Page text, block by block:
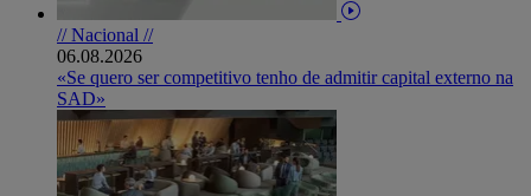
// Nacional //
06.08.2026
«Se quero ser competitivo tenho de admitir capital externo na
SAD»